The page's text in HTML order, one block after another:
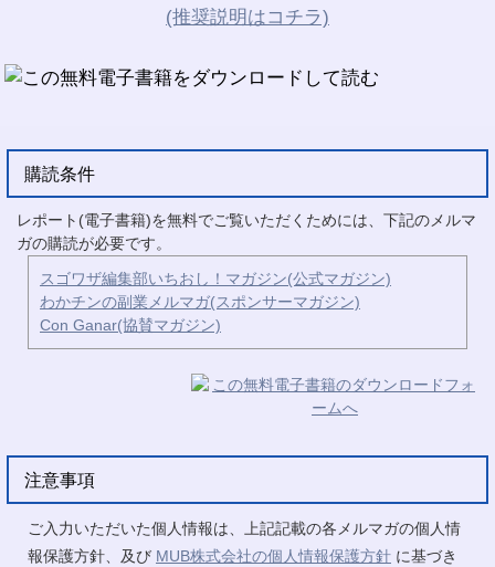
(推奨説明はコチラ)
購読条件
レポート(電子書籍)を無料でご覧いただくためには、下記のメルマ
ガの購読が必要です。
スゴワザ編集部いちおし！マガジン(公式マガジン)
わかチンの副業メルマガ(スポンサーマガジン)
Con Ganar(協賛マガジン)
注意事項
ご入力いただいた個人情報は、上記記載の各メルマガの個人情
報保護方針、及び MUB株式会社の個人情報保護方針 に基づき